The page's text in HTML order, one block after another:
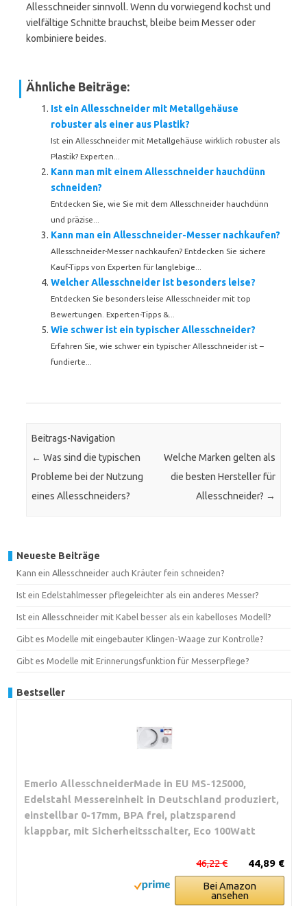
Allesschneider sinnvoll. Wenn du vorwiegend kochst und
vielfältige Schnitte brauchst, bleibe beim Messer oder
kombiniere beides.
Ähnliche Beiträge:
Ist ein Allesschneider mit Metallgehäuse
robuster als einer aus Plastik?
Ist ein Allesschneider mit Metallgehäuse wirklich robuster als
Plastik? Experten...
Kann man mit einem Allesschneider hauchdünn
schneiden?
Entdecken Sie, wie Sie mit dem Allesschneider hauchdünn
und präzise...
Kann man ein Allesschneider-Messer nachkaufen?
Allesschneider-Messer nachkaufen? Entdecken Sie sichere
Kauf-Tipps von Experten für langlebige...
Welcher Allesschneider ist besonders leise?
Entdecken Sie besonders leise Allesschneider mit top
Bewertungen. Experten-Tipps &...
Wie schwer ist ein typischer Allesschneider?
Erfahren Sie, wie schwer ein typischer Allesschneider ist –
fundierte...
Beitrags-Navigation
← Was sind die typischen
Probleme bei der Nutzung
eines Allesschneiders?
Welche Marken gelten als
die besten Hersteller für
Allesschneider? →
Neueste Beiträge
Kann ein Allesschneider auch Kräuter fein schneiden?
Ist ein Edelstahlmesser pflegeleichter als ein anderes Messer?
Ist ein Allesschneider mit Kabel besser als ein kabelloses Modell?
Gibt es Modelle mit eingebauter Klingen-Waage zur Kontrolle?
Gibt es Modelle mit Erinnerungsfunktion für Messerpflege?
Bestseller
Emerio AllesschneiderMade in EU MS-125000,
Edelstahl Messereinheit in Deutschland produziert,
einstellbar 0-17mm, BPA frei, platzsparend
klappbar, mit Sicherheitsschalter, Eco 100Watt
44,89 €
46,22 €
Bei Amazon
ansehen